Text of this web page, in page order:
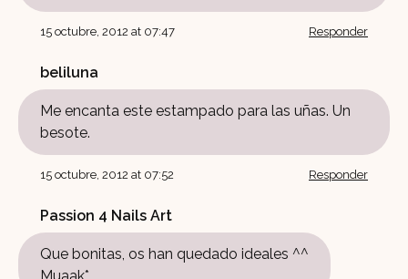
15 octubre, 2012 at 07:47 Responder
beliluna
Me encanta este estampado para las uñas. Un
besote.
15 octubre, 2012 at 07:52 Responder
Passion 4 Nails Art
Que bonitas, os han quedado ideales ^^